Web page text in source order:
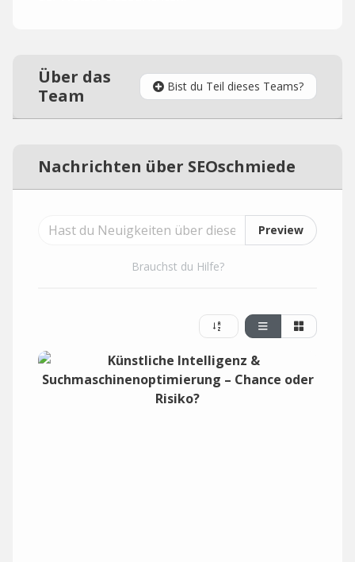
Über das
Team
Bist du Teil dieses Teams?
Nachrichten über SEOschmiede
Preview
Brauchst du Hilfe?